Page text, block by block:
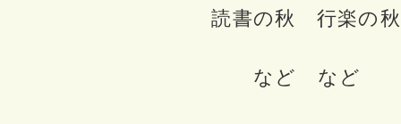
読書の秋 行楽の秋
など など